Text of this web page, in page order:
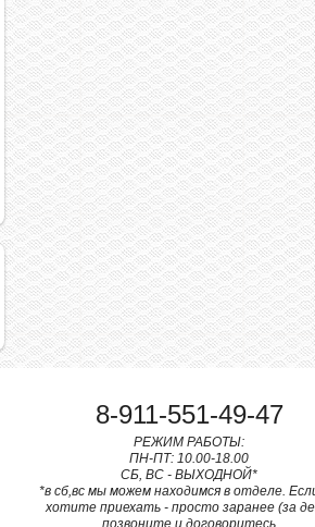
8-911-551-49-47
РЕЖИМ РАБОТЫ:
ПН-ПТ: 10.00-18.00
СБ, ВС - ВЫХОДНОЙ*
*в сб,вс мы можем находимся в отделе.
хотите приехать - просто заранее (за
позвоните и договоритесь